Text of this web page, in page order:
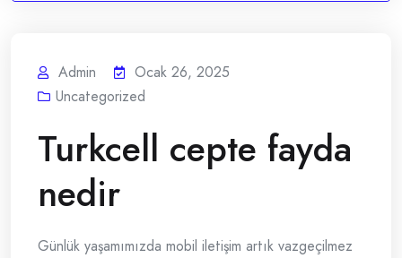
Admin
Ocak 26, 2025
Uncategorized
Turkcell cepte fayda
nedir
Günlük yaşamımızda mobil iletişim artık vazgeçilmez